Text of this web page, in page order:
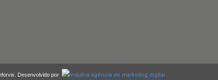
Desenvolvido por